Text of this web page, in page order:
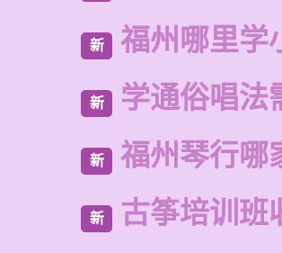
新 福州哪里学
新 学通俗唱法
新 福州琴行哪
新 古筝培训班